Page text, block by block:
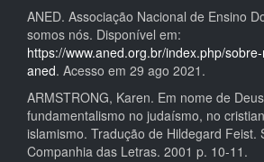
ANED. Associação Nacional de Ensino
somos nós. Disponível em:
https://www.aned.org.br/index.php/
aned. Acesso em 29 ago 2021.
ARMSTRONG, Karen. Em nome de
fundamentalismo no judaísmo, no
islamismo. Tradução de Hildegard Feist.
Companhia das Letras. 2001 p. 10-11.